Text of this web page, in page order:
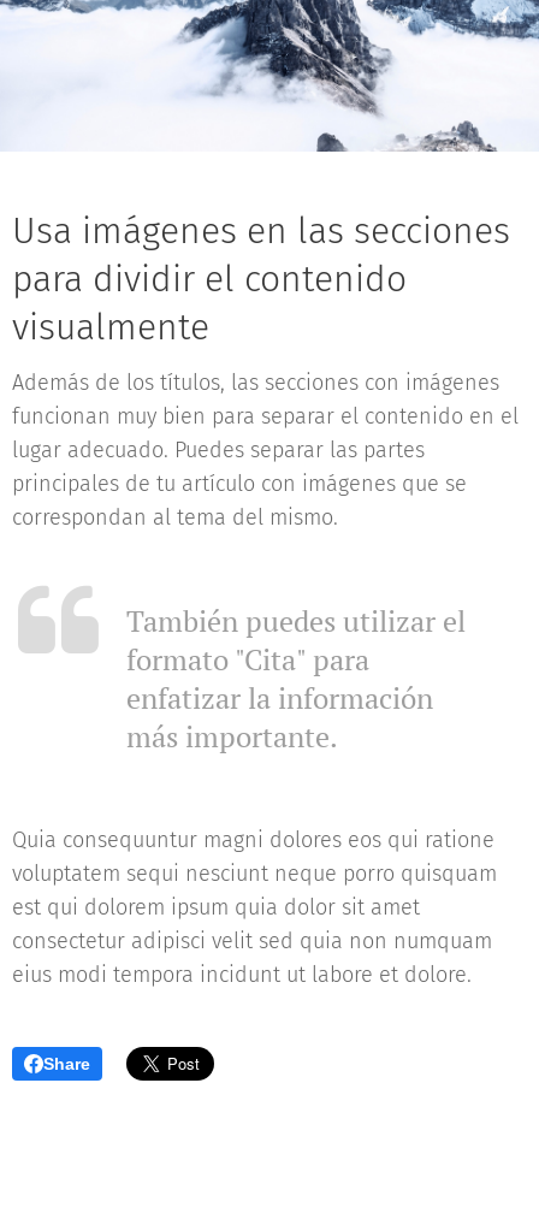
Usa imágenes en las secciones
para dividir el contenido
visualmente
Además de los títulos, las secciones con imágenes
funcionan muy bien para separar el contenido en el
lugar adecuado. Puedes separar las partes
principales de tu artículo con imágenes que se
correspondan al tema del mismo.
También puedes utilizar el
formato "Cita" para
enfatizar la información
más importante.
Quia consequuntur magni dolores eos qui ratione
voluptatem sequi nesciunt neque porro quisquam
est qui dolorem ipsum quia dolor sit amet
consectetur adipisci velit sed quia non numquam
eius modi tempora incidunt ut labore et dolore.
Share